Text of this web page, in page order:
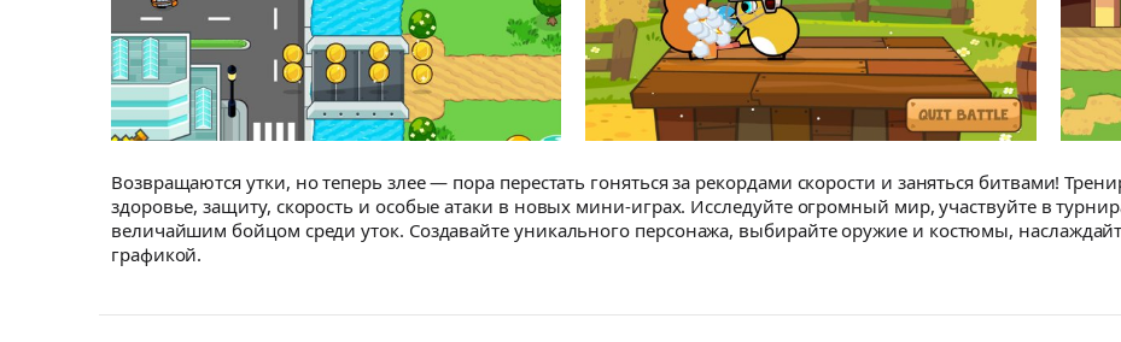
Возвращаются утки, но теперь злее — пора перестать гоняться за рекордами скорости и заняться битвами!
здоровье, защиту, скорость и особые атаки в новых мини-играх. Исследуйте огромный мир, участвуйте в
величайшим бойцом среди уток. Создавайте уникального персонажа, выбирайте оружие и костюмы,
графикой.